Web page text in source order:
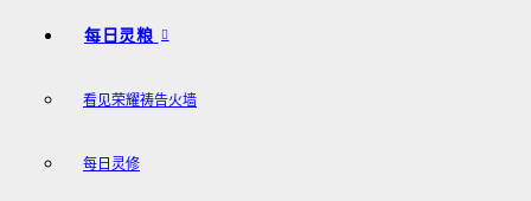
每日灵粮
看见荣耀祷告火墙
每日灵修